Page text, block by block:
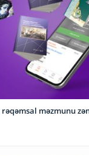
məzmunu